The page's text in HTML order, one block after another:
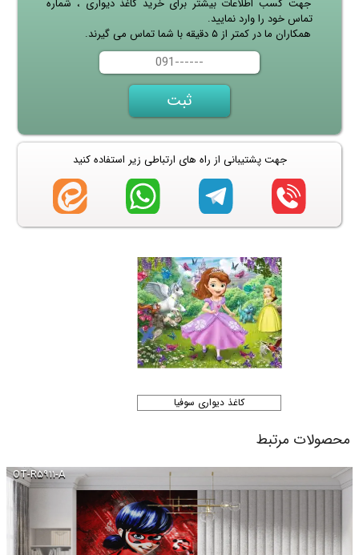
جهت کسب اطلاعات بیشتر برای خرید کاغذ دیواری ، شماره
تماس خود را وارد نمایید.
همکاران ما در کمتر از ۵ دقیقه با شما تماس می گیرند.
جهت پشتیبانی از راه های ارتباطی زیر استفاده کنید
کاغذ دیواری سوفیا
محصولات مرتبط
OT-R۵۹۱۱-A